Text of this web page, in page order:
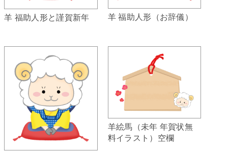
羊 福助人形と謹賀新年 羊 福助人形（お辞儀）
羊絵馬（未年 年賀状無
料イラスト）空欄